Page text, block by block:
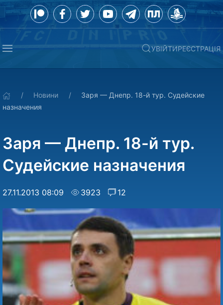
УВІЙТИРЕЄСТРАЦІЯ
Новини
Заря — Днепр. 18-й тур. Судейские
назначения
Заря — Днепр. 18-й тур.
Судейские назначения
27.11.2013 08:09 3923 12